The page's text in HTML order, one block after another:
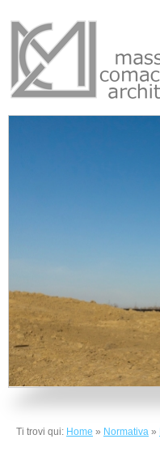
Ti trovi qui: Home » Normativa »